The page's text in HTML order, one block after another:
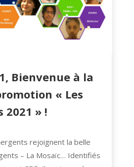
Bienvenue à la
« Les
2021 » !
rejoignent la belle
– La Mosaïc… Identifiés